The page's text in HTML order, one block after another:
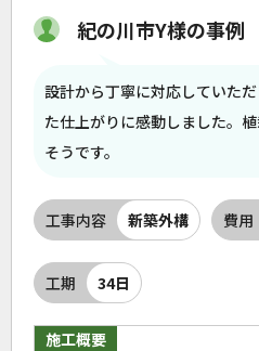
紀の川市Y様の事例
設計から丁寧に対応していた
た仕上がりに感動しました。
そうです。
工事内容 新築外構 費用
工期 34日
施工概要